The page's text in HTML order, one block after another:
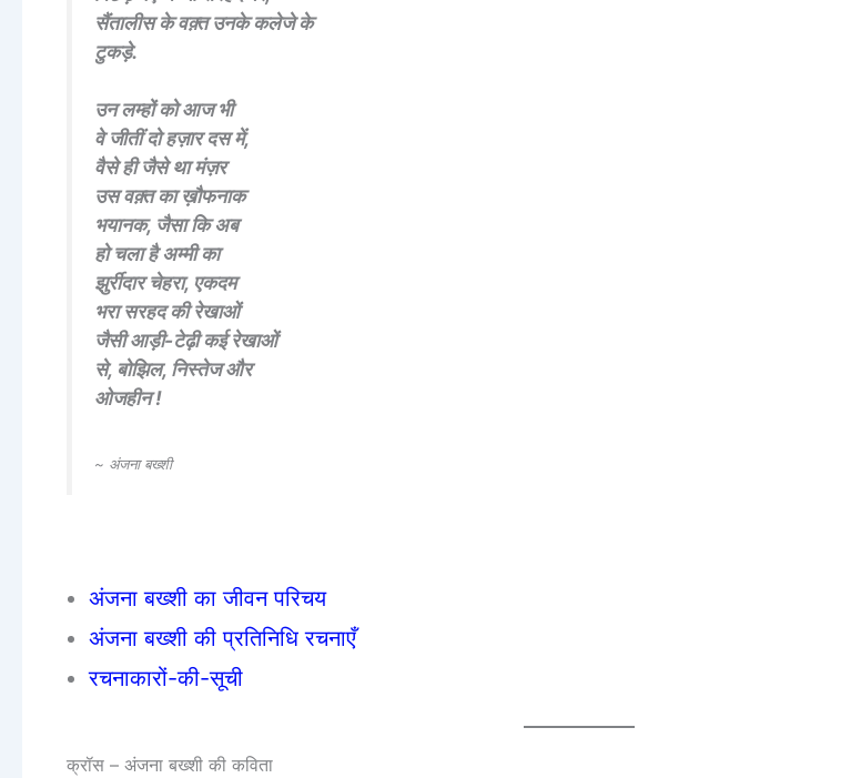
सैंतालीस के वक़्त उनके कलेजे के
टुकड़े.
उन लम्हों को आज भी
वे जीतीं दो हज़ार दस में,
वैसे ही जैसे था मंज़र
उस वक़्त का ख़ौफनाक
भयानक, जैसा कि अब
हो चला है अम्मी का
झुर्रीदार चेहरा, एकदम
भरा सरहद की रेखाओं
जैसी आड़ी-टेढ़ी कई रेखाओं
से, बोझिल, निस्तेज और
ओजहीन !
~ अंजना बख्शी
अंजना बख्शी का जीवन परिचय
अंजना बख्शी की प्रतिनिधि रचनाएँ
रचनाकारों-की-सूची
क्रॉस – अंजना बख्शी की कविता